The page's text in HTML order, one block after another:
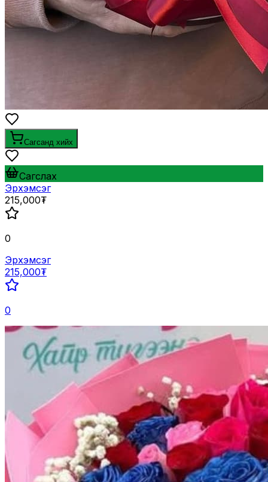
Сагсанд хийх
Сагслах
Эрхэмсэг
215,000₮
0
Эрхэмсэг
215,000₮
0